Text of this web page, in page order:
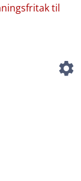
til